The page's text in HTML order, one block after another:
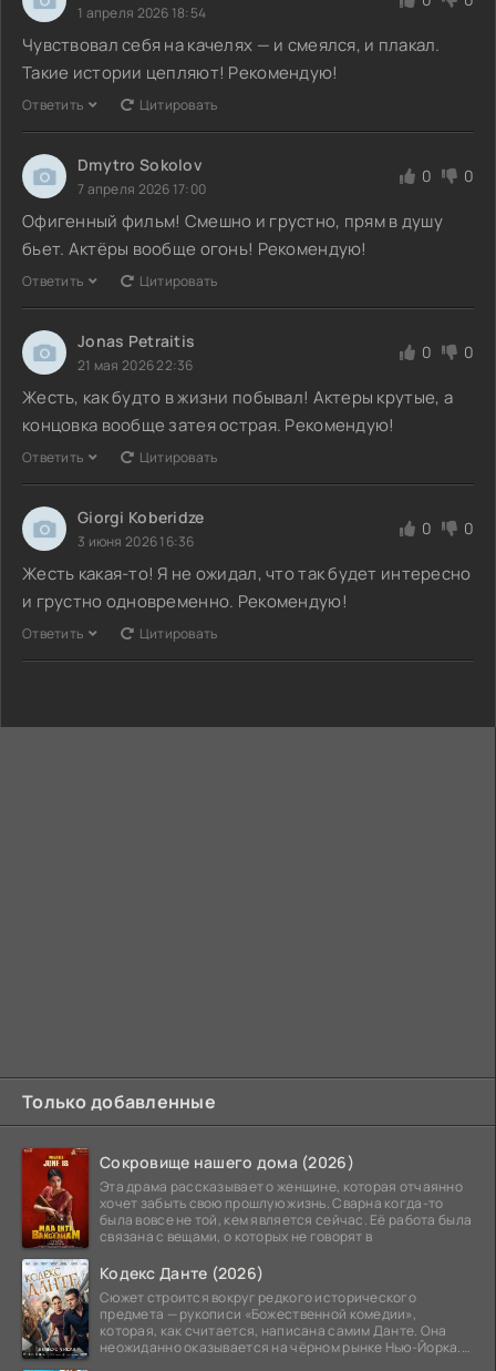
1 апреля 2026 18:54
Чувствовал себя на качелях — и смеялся, и плакал.
Такие истории цепляют! Рекомендую!
Ответить Цитировать
Dmytro Sokolov
7 апреля 2026 17:00
0 0
Офигенный фильм! Смешно и грустно, прям в душу
бьет. Актёры вообще огонь! Рекомендую!
Ответить Цитировать
Jonas Petraitis
21 мая 2026 22:36
0 0
Жесть, как будто в жизни побывал! Актеры крутые, а
концовка вообще затея острая. Рекомендую!
Ответить Цитировать
Giorgi Koberidze
3 июня 2026 16:36
0 0
Жесть какая-то! Я не ожидал, что так будет интересно
и грустно одновременно. Рекомендую!
Ответить Цитировать
Только добавленные
Сокровище нашего дома (2026)
Эта драма рассказывает о женщине, которая отчаянно
хочет забыть свою прошлую жизнь. Сварна когда-то
была вовсе не той, кем является сейчас. Её работа была
связана с вещами, о которых не говорят в
Кодекс Данте (2026)
Сюжет строится вокруг редкого исторического
предмета — рукописи «Божественной комедии»,
которая, как считается, написана самим Данте. Она
неожиданно оказывается на чёрном рынке Нью-Йорка.